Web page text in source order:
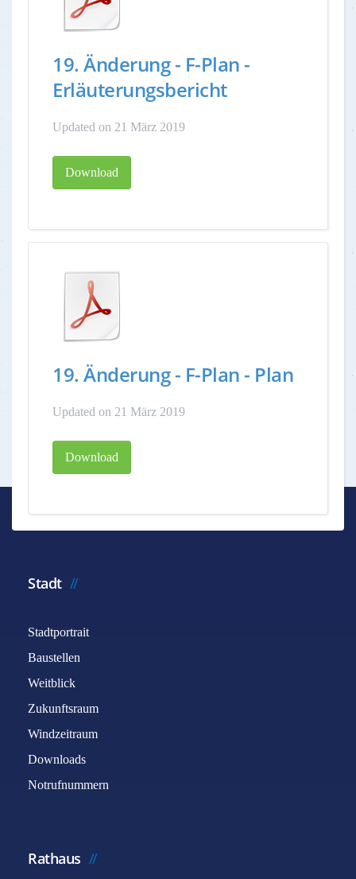
19. Änderung - F-Plan -
Erläuterungsbericht
Updated on 21 März 2019
Download
19. Änderung - F-Plan - Plan
Updated on 21 März 2019
Download
Stadt
Stadtportrait
Baustellen
Weitblick
Zukunftsraum
Windzeitraum
Downloads
Notrufnummern
Rathaus